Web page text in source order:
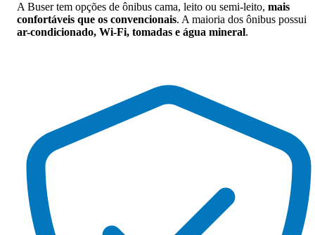
A Buser tem opções de ônibus cama, leito ou semi-leito, mais
confortáveis que os convencionais. A maioria dos ônibus possui
ar-condicionado, Wi-Fi, tomadas e água mineral.